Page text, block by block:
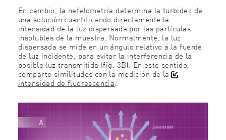
En cambio, la nefelometría determina la turbidez de
una solución cuantificando directamente la
intensidad de la luz dispersada por las partículas
insolubles de la muestra. Normalmente, la luz
dispersada se mide en un ángulo relativo a la fuente
de luz incidente, para evitar la interferencia de la
posible luz transmitida (fig. 3B). En este sentido,
comparte similitudes con la medición de la
intensidad de fluorescencia.